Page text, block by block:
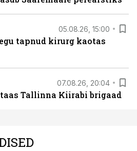
05.08.26, 15:00
tapnud kirurg kaotas
07.08.26, 20:04
Tallinna Kiirabi brigaad